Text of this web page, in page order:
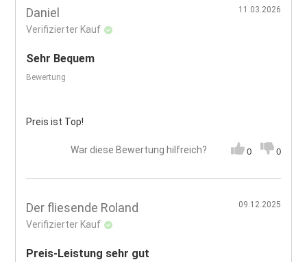
Daniel
Verifizierter Kauf
11.03.2026
Sehr Bequem
Bewertung
Preis ist Top!
War diese Bewertung hilfreich? 0 0
Der fliesende Roland
Verifizierter Kauf
09.12.2025
Preis-Leistung sehr gut